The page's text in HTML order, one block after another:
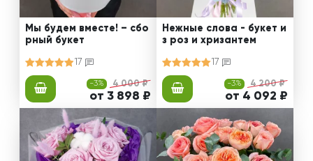
Мы будем вместе! – сбо
рный букет
17
-3% 4 000 ₽
от 3 898 ₽
Нежные слова - букет и
з роз и хризантем
17
-3% 4 200 ₽
от 4 092 ₽